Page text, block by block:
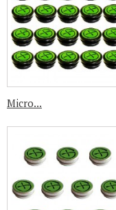
Micro...